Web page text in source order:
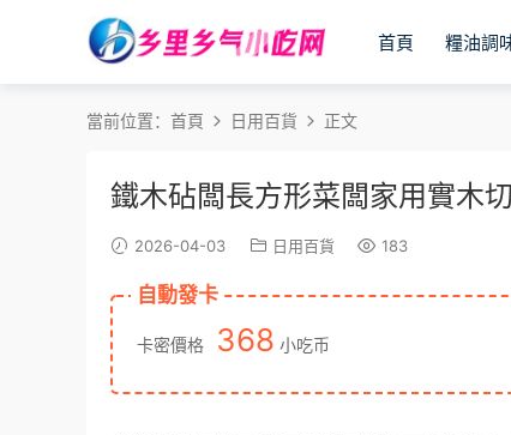
首頁 糧油調
當前位置： 首頁 日用百貨 正文
鐵木砧闆長方形菜闆家用實木
2026-04-03 日用百貨 183
自動發卡
卡密價格 368 小吃币